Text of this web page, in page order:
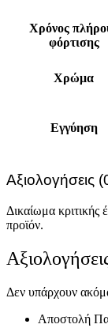
Χρόνος
φόρτισης
Χρώμα
Εγγύηση
Αξιολογήσεις
Δικαίωμα κριτικής
προϊόν.
Δεν υπάρχουν
Αποστολή